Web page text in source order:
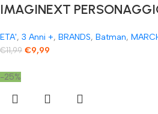
IMAGINEXT
ETA', 3 Anni +, BRANDS, Batman,
€11,99 €9,99
-25%